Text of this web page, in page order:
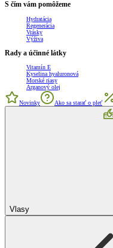
S čím vám pomôžeme
Hydratácia
Regenerácia
Vrásky
Výživa
Rady a účinné látky
Vitamín E
Kyselina hyaluronová
Morské riasy
Arganový olej
Novinky Ako sa starať o pleť
Vlasy